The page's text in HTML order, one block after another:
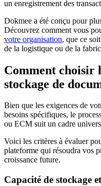
un enregistrement des
Dokmee a été conçu pour
Découvrez comment vous
votre organisation, que ce
de la logistique ou de la
Comment choisir
stockage de
Bien que les exigences de
besoins spécifiques, le
ou ECM suit un cadre
Voici les critères à évaluer
plateforme qui résoudra vos
croissance future.
Capacité de stockage